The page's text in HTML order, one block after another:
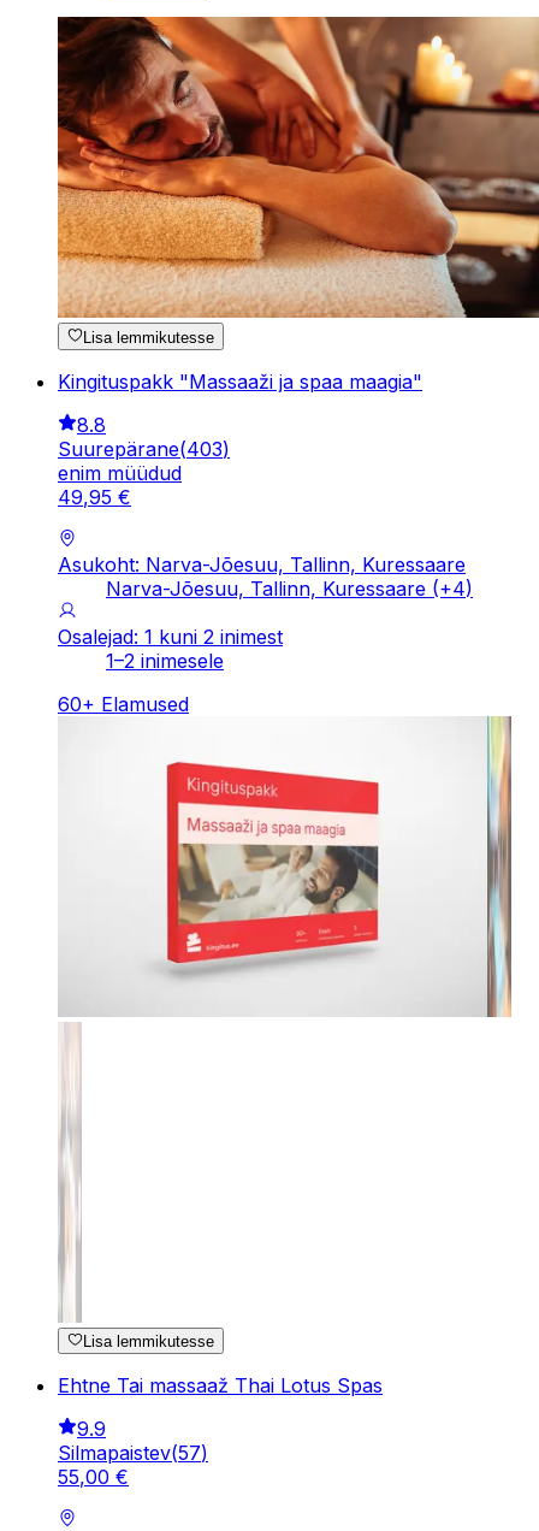
Lisa lemmikutesse
Kingituspakk "Massaaži ja spaa maagia"
8.8
Suurepärane(403)
enim müüdud
49,95 €
Asukoht: Narva-Jõesuu, Tallinn, Kuressaare
Narva-Jõesuu, Tallinn, Kuressaare (+4)
Osalejad: 1 kuni 2 inimest
1–2 inimesele
60+ Elamused
Lisa lemmikutesse
Ehtne Tai massaaž Thai Lotus Spas
9.9
Silmapaistev(57)
55,00 €